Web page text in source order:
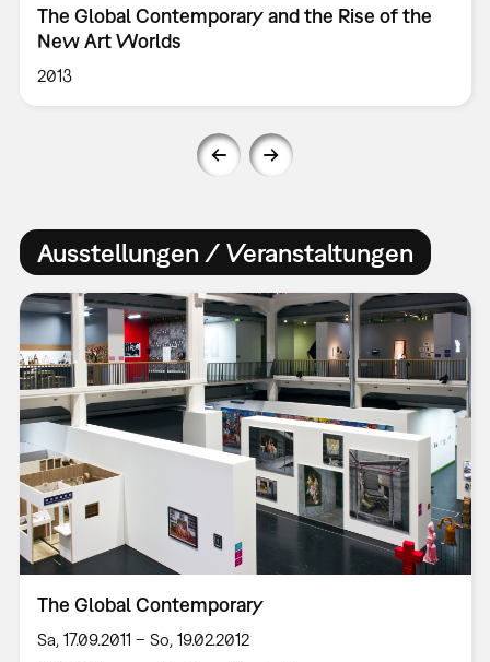
The Global Contemporary and the Rise of the
New Art Worlds
2013
Ausstellungen / Veranstaltungen
The Global Contemporary
Sa, 17.09.2011 – So, 19.02.2012